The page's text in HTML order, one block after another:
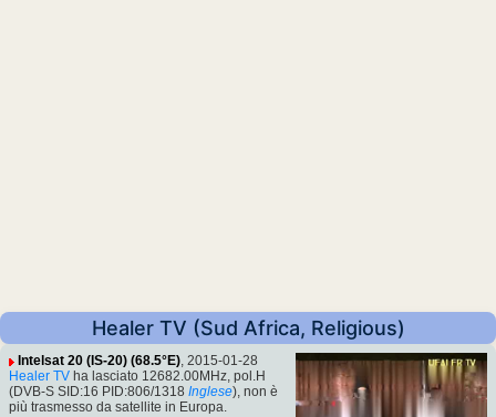
Healer TV (Sud Africa, Religious)
Intelsat 20 (IS-20) (68.5°E), 2015-01-28
Healer TV ha lasciato 12682.00MHz, pol.H
(DVB-S SID:16 PID:806/1318 Inglese), non è
più trasmesso da satellite in Europa.